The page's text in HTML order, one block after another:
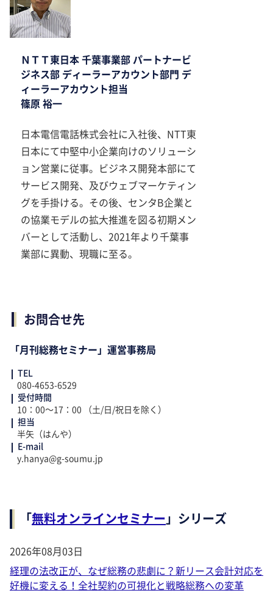
ＮＴＴ東日本 千葉事業部 パートナービ
ジネス部 ディーラーアカウント部門 デ
ィーラーアカウント担当
篠原 裕一
日本電信電話株式会社に入社後、NTT東
日本にて中堅中小企業向けのソリューシ
ョン営業に従事。ビジネス開発本部にて
サービス開発、及びウェブマーケティン
グを手掛ける。その後、センタB企業と
の協業モデルの拡大推進を図る初期メン
バーとして活動し、2021年より千葉事
業部に異動、現職に至る。
お問合せ先
「月刊総務セミナー」運営事務局
TEL
080-4653-6529
受付時間
10：00～17：00 （土/日/祝日を除く）
担当
半矢（はんや）
E-mail
y.hanya@g-soumu.jp
「無料オンラインセミナー」シリーズ
2026年08月03日
経理の法改正が、なぜ総務の悲劇に？新リース会計対応を
好機に変える！全社契約の可視化と戦略総務への変革